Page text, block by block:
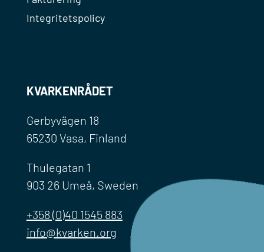
Integritetspolicy
KVARKENRÅDET
Gerbyvägen 18
65230 Vasa, Finland
Thulegatan 1
903 26 Umeå, Sweden
+358 (0)40 1545 883
info@kvarken.org